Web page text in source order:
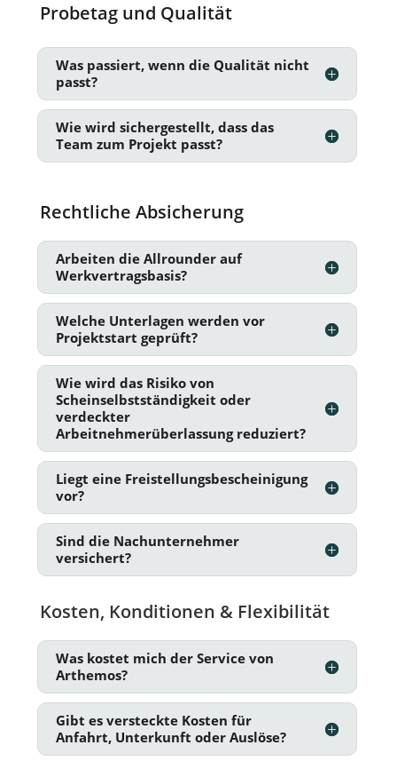
Probetag und Qualität
Was passiert, wenn die Qualität nicht
passt?
Wie wird sichergestellt, dass das
Team zum Projekt passt?
Rechtliche Absicherung
Arbeiten die Allrounder auf
Werkvertragsbasis?
Welche Unterlagen werden vor
Projektstart geprüft?
Wie wird das Risiko von
Scheinselbstständigkeit oder
verdeckter
Arbeitnehmerüberlassung reduziert?
Liegt eine Freistellungsbescheinigung
vor?
Sind die Nachunternehmer
versichert?
Kosten, Konditionen & Flexibilität
Was kostet mich der Service von
Arthemos?
Gibt es versteckte Kosten für
Anfahrt, Unterkunft oder Auslöse?